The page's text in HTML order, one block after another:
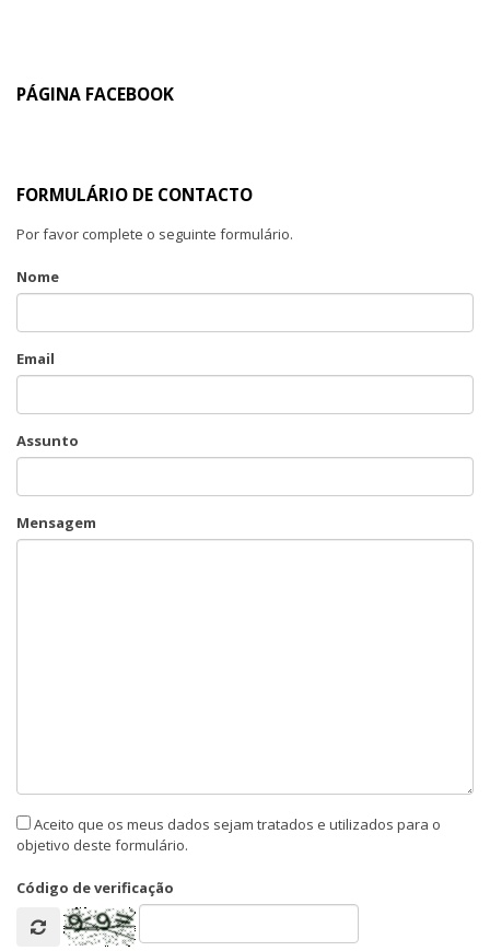
PÁGINA FACEBOOK
FORMULÁRIO DE CONTACTO
Por favor complete o seguinte formulário.
Nome
Email
Assunto
Mensagem
Aceito que os meus dados sejam tratados e utilizados para o
objetivo deste formulário.
Código de verificação